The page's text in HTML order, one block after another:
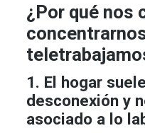
¿Por qué nos
1. El hogar
desconexión y
asociado a lo